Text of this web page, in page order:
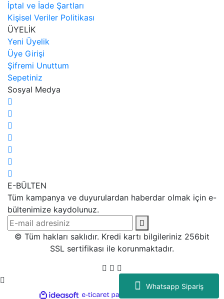
Whatsapp Sipariş
İptal ve İade Şartları
Kişisel Veriler Politikası
ÜYELİK
Yeni Üyelik
Üye Girişi
Şifremi Unuttum
Sepetiniz
Sosyal Medya
E-BÜLTEN
Tüm kampanya ve duyurulardan haberdar olmak için e-
bültenimize kaydolunuz.
© Tüm hakları saklıdır. Kredi kartı bilgileriniz 256bit
SSL sertifikası ile korunmaktadır.
ideasoft